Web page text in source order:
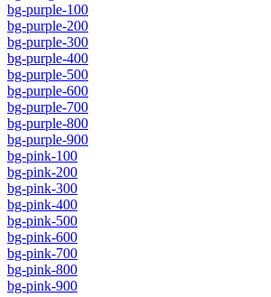
bg-purple-100
bg-purple-200
bg-purple-300
bg-purple-400
bg-purple-500
bg-purple-600
bg-purple-700
bg-purple-800
bg-purple-900
bg-pink-100
bg-pink-200
bg-pink-300
bg-pink-400
bg-pink-500
bg-pink-600
bg-pink-700
bg-pink-800
bg-pink-900